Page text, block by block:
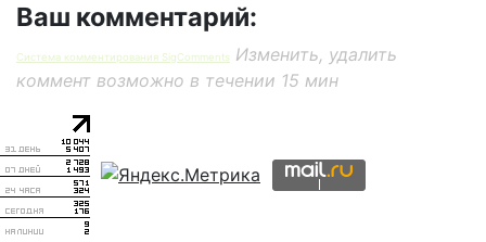
Ваш комментарий:
Система комментирования SigComments
Изменить, удалить
коммент возможно в течении 15 мин